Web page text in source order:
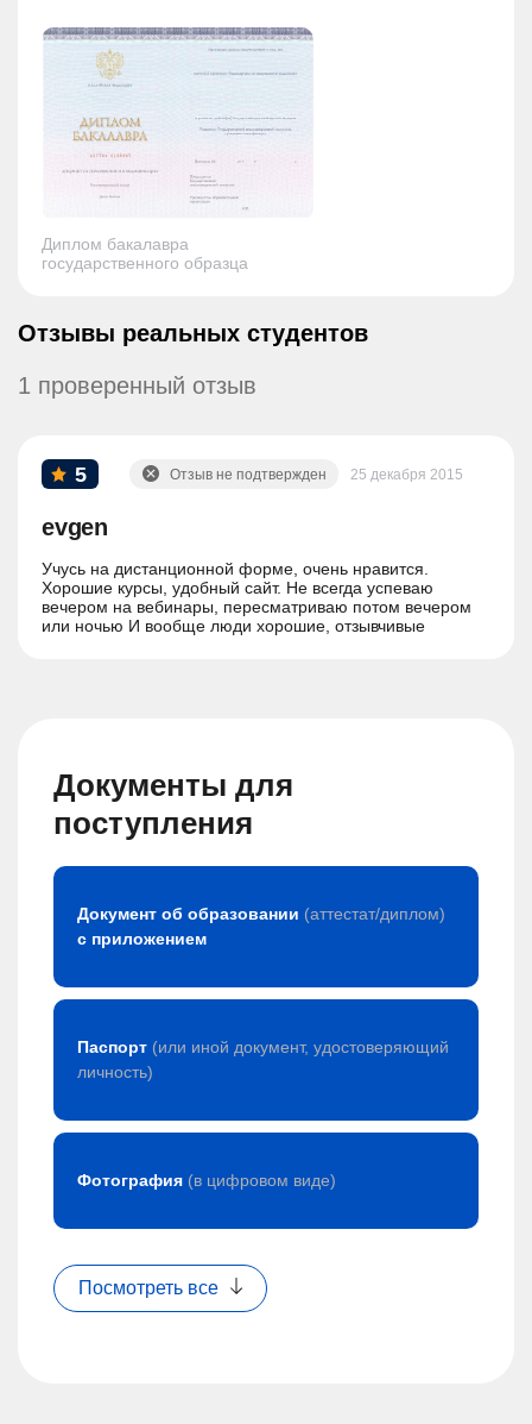
Диплом бакалавра
государственного образца
Отзывы реальных студентов
1 проверенный отзыв
5
evgen
25 декабря 2015
Отзыв не подтвержден
Учусь на дистанционной форме, очень нравится.
Хорошие курсы, удобный сайт. Не всегда успеваю
вечером на вебинары, пересматриваю потом вечером
или ночью И вообще люди хорошие, отзывчивые
Документы для
поступления
Документ об образовании (аттестат/диплом)
с приложением
Паспорт (или иной документ, удостоверяющий
личность)
Фотография (в цифровом виде)
Посмотреть все